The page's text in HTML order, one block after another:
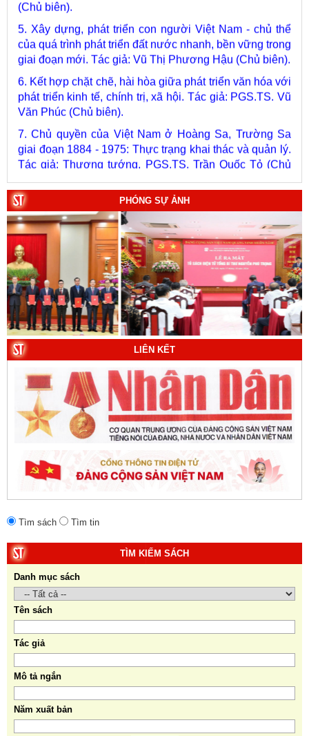
5. Xây dựng, phát triển con người Việt Nam - chủ thể
của quá trình phát triển đất nước nhanh, bền vững trong
giai đoạn mới. Tác giả: Vũ Thị Phương Hậu (Chủ biên).
6. Kết hợp chặt chẽ, hài hòa giữa phát triển văn hóa với
phát triển kinh tế, chính trị, xã hội. Tác giả: PGS.TS. Vũ
Văn Phúc (Chủ biên).
7. Chủ quyền của Việt Nam ở Hoàng Sa, Trường Sa
giai đoạn 1884 - 1975: Thực trạng khai thác và quản lý.
Tác giả: Thượng tướng, PGS.TS. Trần Quốc Tỏ (Chủ
biên).
8. Hà Nội - Thành phố Hồ Chí Minh: Dấu ấn lịch sử qua
từng khoảnh khắc (Song ngữ Việt - Anh). Tác giả: Tập
thể tác giả.
9. Đường Hồ Chí Minh trên biển - Bản hùng ca bất diệt
của dân tộc Việt Nam. Tác giả: TS. Vũ Trọng Hùng
(Viện Lịch sử Đảng).
10. Một vành đai, một con đường: Hành trình dài của
Trung Quốc đến năm 2049 (Sách tham khảo). Tác
giả: Michael H. Glantz, Robert J. Ross và Gavin G.
Daugherty (Đồng tác giả).
PHÓNG SỰ ẢNH
LIÊN KẾT
Tìm sách Tìm tin
TÌM KIẾM SÁCH
Danh mục sách
Tên sách
Tác giả
Mô tả ngắn
Năm xuất bản